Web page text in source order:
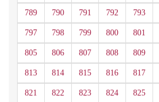
789 790 791 792 793
797 798 799 800 801
805 806 807 808 809
813 814 815 816 817
821 822 823 824 825